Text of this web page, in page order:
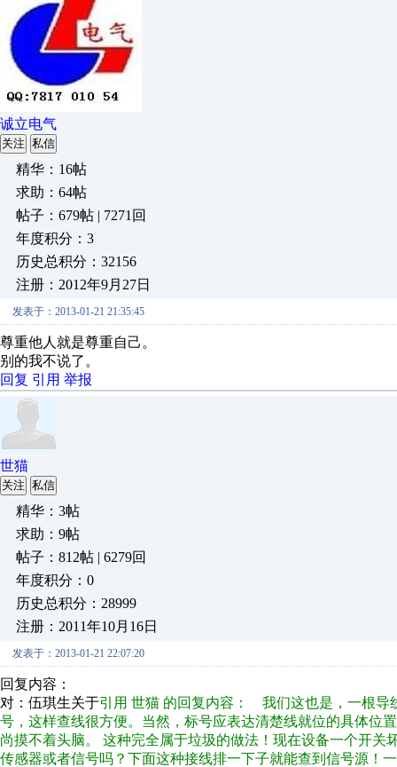
诚立电气
关注 私信
精华：16帖
求助：64帖
帖子：679帖 | 7271回
年度积分：3
历史总积分：32156
注册：2012年9月27日
发表于：2013-01-21 21:35:45
尊重他人就是尊重自己。
别的我不说了。
回复 引用 举报
世猫
关注 私信
精华：3帖
求助：9帖
帖子：812帖 | 6279回
年度积分：0
历史总积分：28999
注册：2011年10月16日
发表于：2013-01-21 22:07:20
回复内容：
对：伍琪生关于引用 世猫 的回复内容： 我们这也是，一根导
号，这样查线很方便。当然，标号应表达清楚线就位的具体位
尚摸不着头脑。 这种完全属于垃圾的做法！现在设备一个开
传感器或者信号吗？下面这种接线排一下子就能查到信号源！